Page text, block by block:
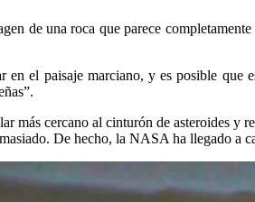
de una roca que parece
en el paisaje marciano, y es posible que
más cercano al cinturón de asteroides y
De hecho, la NASA ha llegado a